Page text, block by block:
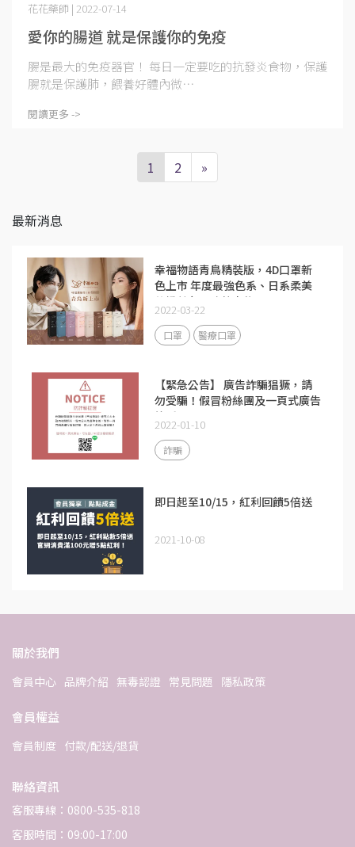
愛你的腸道 就是保護你的免疫
花花藥師 | 2022-07-14
腸是最大的免疫器官！ 每日一定要吃的抗發炎食物，保護
腸就是保護肺，餵養好體內微⋯
閱讀更多 ->
1 2 »
最新消息
幸福物語青鳥精裝版，4D口罩新
色上市 年度最強色系、日系柔美
的奶茶色，強勢來襲！
2022-03-22
口罩 醫療口罩
【緊急公告】 廣告詐騙猖獗，請
勿受騙！假冒粉絲團及一頁式廣告
詐騙！
2022-01-10
詐騙
即日起至10/15，紅利回饋5倍送
2021-10-08
關於我們
會員中心 品牌介紹 無毒認證 常見問題 隱私政策
會員權益
會員制度 付款/配送/退貨
聯絡資訊
客服專線：0800-535-818
客服時間：09:00-17:00